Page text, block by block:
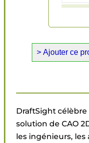
DraftSight célèbre
solution de CAO
les ingénieurs,